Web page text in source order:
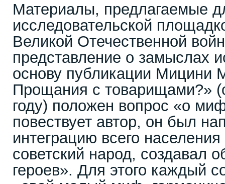
Материалы, предлагаемые
исследовательской
Великой Отечественной
представление о замыслах
основу публикации Мицини
Прощания с товарищами?»
году) положен вопрос «о
повествует автор, он был
интеграцию всего
советский народ, создавал
героев». Для этого каждый